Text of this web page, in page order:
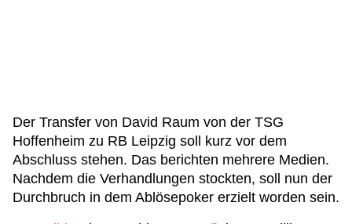
Der Transfer von David Raum von der TSG
Hoffenheim zu RB Leipzig soll kurz vor dem
Abschluss stehen. Das berichten mehrere Medien.
Nachdem die Verhandlungen stockten, soll nun der
Durchbruch in dem Ablösepoker erzielt worden sein.